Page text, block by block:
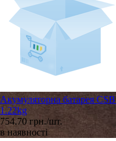
Акумуляторна батарея
1.22kg
754.70 грн./шт.
в наявності